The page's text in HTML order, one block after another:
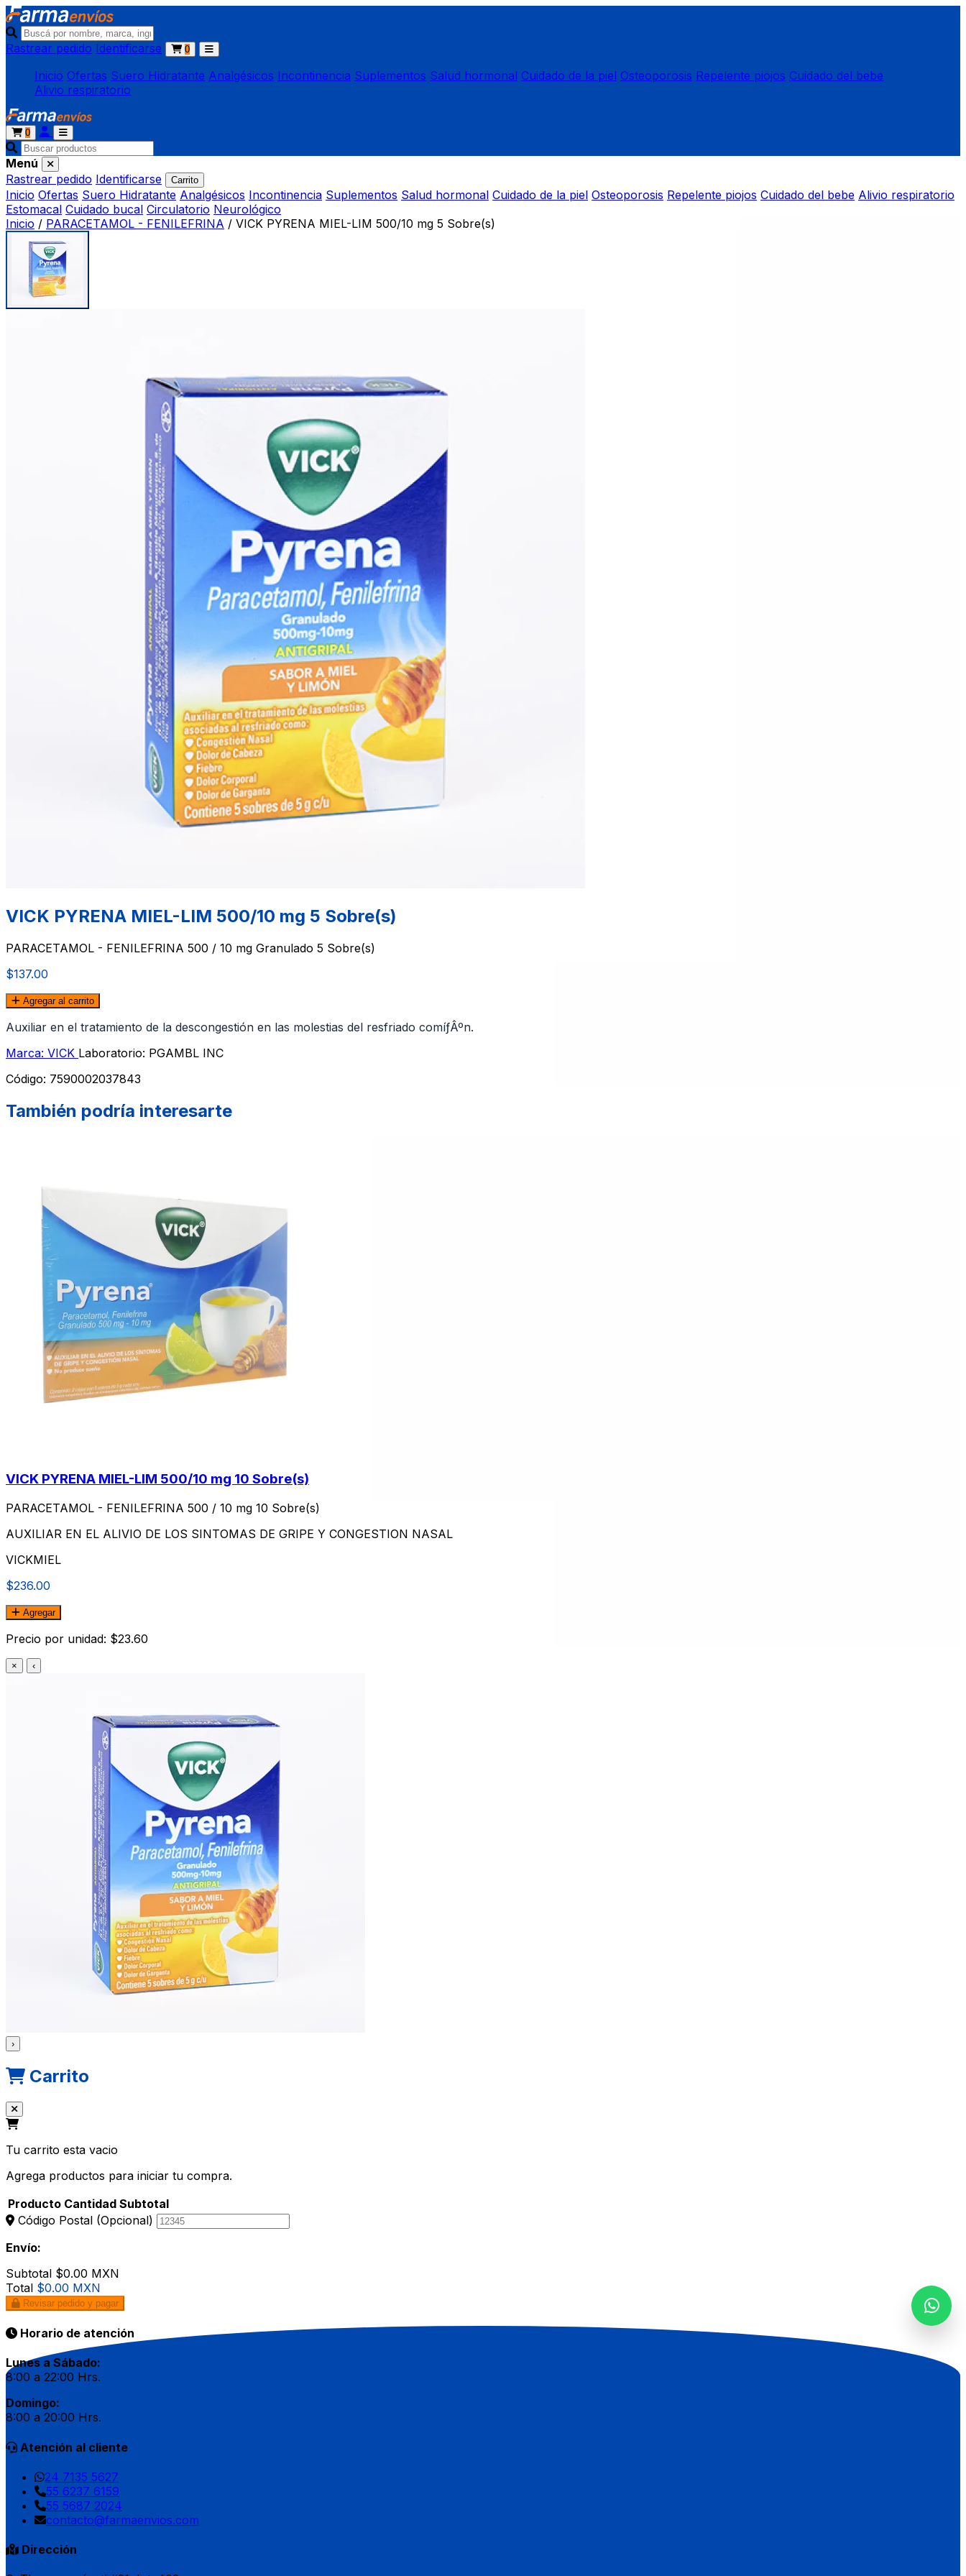
Rastrear pedido Identificarse 0
Inicio Ofertas Suero Hidratante Analgésicos Incontinencia Suplementos Salud hormonal Cuidado de la piel Osteoporosis Repelente piojos Cuidado del bebe
Alivio respiratorio
0
Menú
Rastrear pedido Identificarse Carrito
Inicio Ofertas Suero Hidratante Analgésicos Incontinencia Suplementos Salud hormonal Cuidado de la piel Osteoporosis Repelente piojos Cuidado del bebe Alivio respiratorio
Estomacal Cuidado bucal Circulatorio Neurológico
Inicio / PARACETAMOL - FENILEFRINA / VICK PYRENA MIEL-LIM 500/10 mg 5 Sobre(s)
VICK PYRENA MIEL-LIM 500/10 mg 5 Sobre(s)
PARACETAMOL - FENILEFRINA 500 / 10 mg Granulado 5 Sobre(s)
$137.00
Agregar al carrito
Auxiliar en el tratamiento de la descongestión en las molestias del resfriado comíƒÂºn.
Marca: VICK Laboratorio: PGAMBL INC
Código: 7590002037843
También podría interesarte
VICK PYRENA MIEL-LIM 500/10 mg 10 Sobre(s)
PARACETAMOL - FENILEFRINA 500 / 10 mg 10 Sobre(s)
AUXILIAR EN EL ALIVIO DE LOS SINTOMAS DE GRIPE Y CONGESTION NASAL
VICKMIEL
$236.00
Agregar
Precio por unidad: $23.60
× ‹
›
Carrito
Tu carrito esta vacio
Agrega productos para iniciar tu compra.
Producto Cantidad Subtotal
Código Postal (Opcional)
Envío:
Subtotal $0.00 MXN
Total $0.00 MXN
Revisar pedido y pagar
Horario de atención
Lunes a Sábado:
8:00 a 22:00 Hrs.
Domingo:
8:00 a 20:00 Hrs.
Atención al cliente
24 7135 5627
55 6237 6159
55 5687 2024
contacto@farmaenvios.com
Dirección